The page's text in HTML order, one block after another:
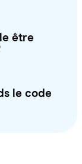
être
le code